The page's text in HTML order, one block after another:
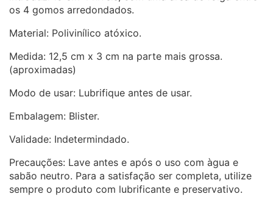
os 4 gomos arredondados.
Material: Polivinílico atóxico.
Medida: 12,5 cm x 3 cm na parte mais grossa.
(aproximadas)
Modo de usar: Lubrifique antes de usar.
Embalagem: Blister.
Validade: Indetermindado.
Precauções: Lave antes e após o uso com àgua e
sabão neutro. Para a satisfação ser completa, utilize
sempre o produto com lubrificante e preservativo.